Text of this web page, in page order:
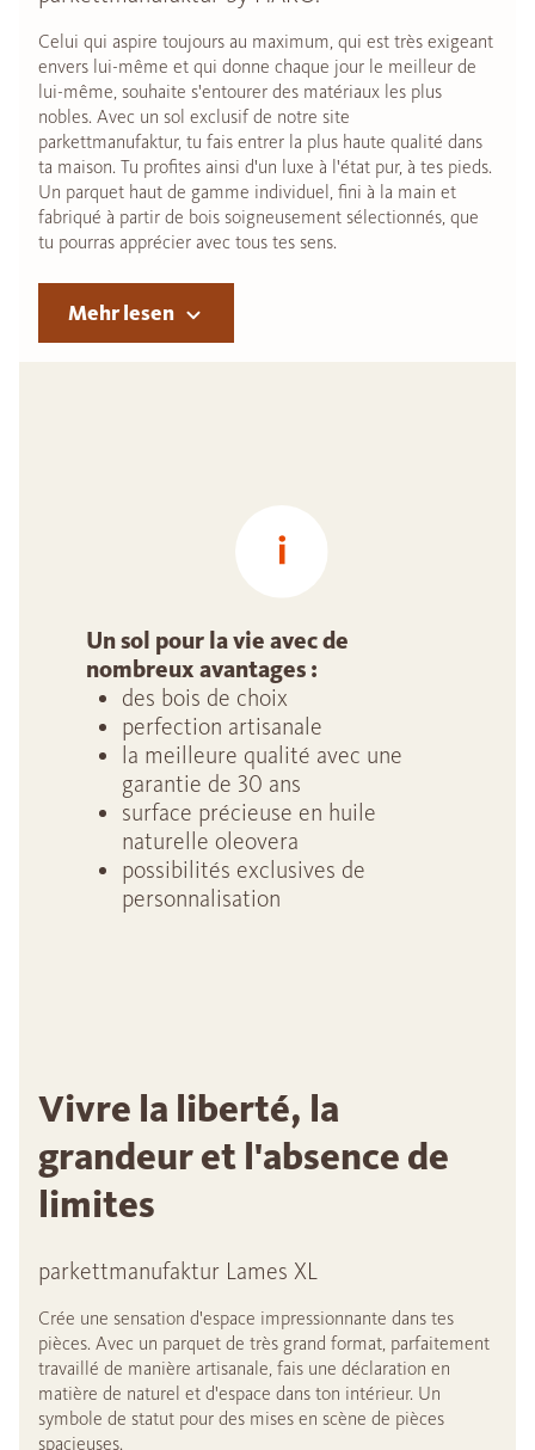
Celui qui aspire toujours au maximum, qui est très exigeant
envers lui-même et qui donne chaque jour le meilleur de
lui-même, souhaite s'entourer des matériaux les plus
nobles. Avec un sol exclusif de notre site
parkettmanufaktur, tu fais entrer la plus haute qualité dans
ta maison. Tu profites ainsi d'un luxe à l'état pur, à tes pieds.
Un parquet haut de gamme individuel, fini à la main et
fabriqué à partir de bois soigneusement sélectionnés, que
tu pourras apprécier avec tous tes sens.
Mehr lesen
Un sol pour la vie avec de
nombreux avantages :
des bois de choix
perfection artisanale
la meilleure qualité avec une
garantie de 30 ans
surface précieuse en huile
naturelle oleovera
possibilités exclusives de
personnalisation
Vivre la liberté, la
grandeur et l'absence de
limites
parkettmanufaktur Lames XL
Crée une sensation d'espace impressionnante dans tes
pièces. Avec un parquet de très grand format, parfaitement
travaillé de manière artisanale, fais une déclaration en
matière de naturel et d'espace dans ton intérieur. Un
symbole de statut pour des mises en scène de pièces
spacieuses.